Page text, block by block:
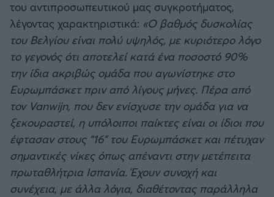
Ρεάλ Μαδρίτης
Ατλέτικο Μαδρίτης
Μάντσεστερ Γιουνάιτεντ
Μάντσεστερ Σίτι
Λίβερπουλ
Τσέλσι
EUROBASKET 2025
Προκριματικά MUNDOBASKET
Παγκόσμιο Κύπελλο
EUROBASKET Γυναικών 2025
Ολυμπιακοί Αγώνες Μπάσκετ
ΟΠΑΠ BASKET LEAGUE
του αντιπροσωπευτικού μας συγκροτήματος,
λέγοντας χαρακτηριστικά: «Ο βαθμός δυσκολίας
του Βελγίου είναι πολύ υψηλός, με κυριότερο λόγο
το γεγονός ότι αποτελεί κατά ένα ποσοστό 90%
την ίδια ακριβώς ομάδα που αγωνίστηκε στο
Ευρωμπάσκετ πριν από λίγους μήνες. Πέρα από
τον Vanwijn, που δεν ενίσχυσε την ομάδα για να
ξεκουραστεί, η υπόλοιποι παίκτες είναι οι ίδιοι που
έφτασαν στους “16” του Ευρωμπάσκετ και πέτυχαν
σημαντικές νίκες όπως απέναντι στην μετέπειτα
πρωταθλήτρια Ισπανία. Έχουν συνοχή και
συνέχεια, με άλλα λόγια, διαθέτοντας παράλληλα